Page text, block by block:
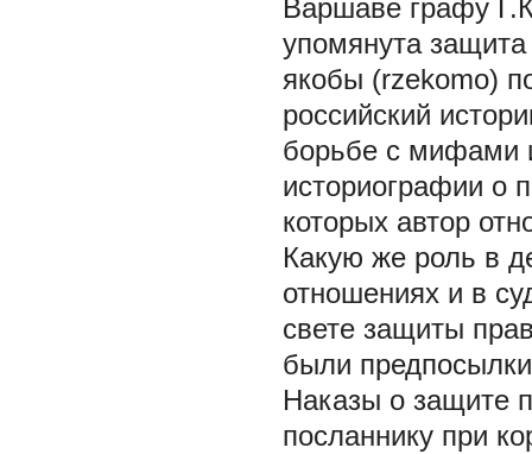
Варшаве графу
упомянута
якобы (rzekomo)
российский
борьбе с мифами
историографии о
которых автор
Какую же роль в
отношениях и в
свете защиты
были
Наказы о защите
посланнику при